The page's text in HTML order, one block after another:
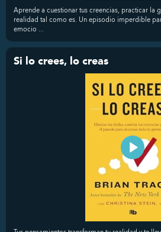
Aprende a cuestionar tus creencias, practicar la
realidad tal como es. Un episodio imperdible
emocio ...
Si lo crees, lo creas